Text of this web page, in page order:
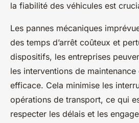
la fiabilité des véhicules est
Les pannes mécaniques
des temps d’arrêt coûteux et
dispositifs, les entreprises
les interventions de
efficace. Cela minimise les
opérations de transport, ce qui
respecter les délais et les